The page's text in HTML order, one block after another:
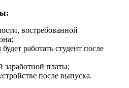
востребованной
работать студент после
заработной платы;
после выпуска.